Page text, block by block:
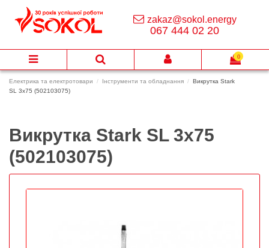
Електрика та електротовари Інструменти та обладнання
Викрутка Stark
SL 3x75 (502103075)
Викрутка Stark SL 3x75
(502103075)
zakaz@sokol.energy
067 444 02 20
0